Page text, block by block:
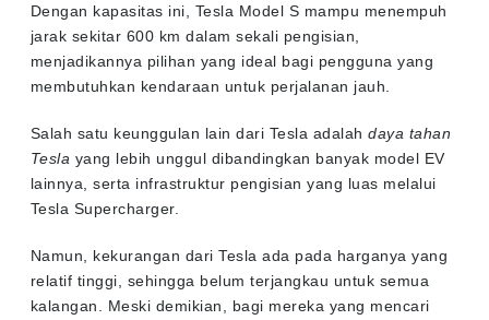
Dengan kapasitas ini, Tesla Model S mampu menempuh
jarak sekitar 600 km dalam sekali pengisian,
menjadikannya pilihan yang ideal bagi pengguna yang
membutuhkan kendaraan untuk perjalanan jauh.
Salah satu keunggulan lain dari Tesla adalahdaya tahan
Tesla yang lebih unggul dibandingkan banyak model EV
lainnya, serta infrastruktur pengisian yang luas melalui
Tesla Supercharger.
Namun, kekurangan dari Tesla ada pada harganya yang
relatif tinggi, sehingga belum terjangkau untuk semua
kalangan. Meski demikian, bagi mereka yang mencari